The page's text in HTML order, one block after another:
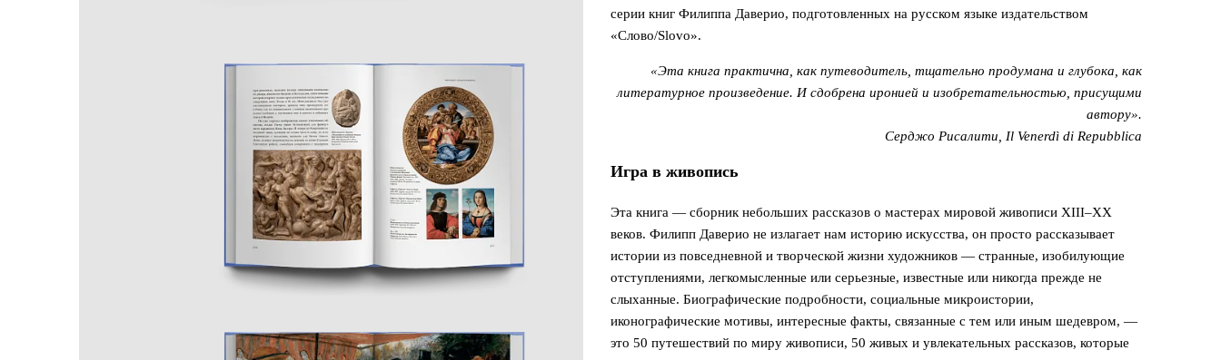
серии книг Филиппа Даверио, подготовленных на русском языке издательством
«Слово/Slovo».
«Эта книга практична, как путеводитель, тщательно продумана и глубока, как
литературное произведение. И сдобрена иронией и изобретательностью, присущими
автору».
Серджо Рисалити, Il Venerdì di Repubblica
Игра в живопись
Эта книга — сборник небольших рассказов о мастерах мировой живописи XIII–XX
веков. Филипп Даверио не излагает нам историю искусства, он просто рассказывает
истории из повседневной и творческой жизни художников — странные, изобилующие
отступлениями, легкомысленные или серьезные, известные или никогда прежде не
слыханные. Биографические подробности, социальные микроистории,
иконографические мотивы, интересные факты, связанные с тем или иным шедевром, —
это 50 путешествий по миру живописи, 50 живых и увлекательных рассказов, которые